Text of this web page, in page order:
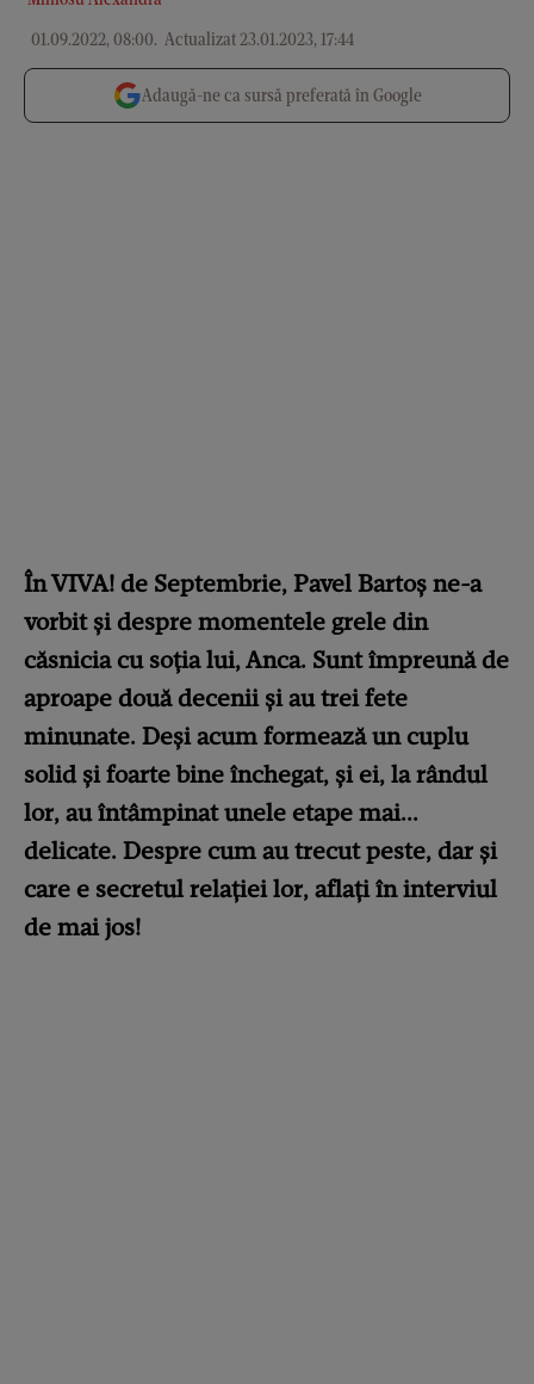
01.09.2022, 08:00. Actualizat 23.01.2023, 17:44
Adaugă-ne ca sursă preferată în Google
În VIVA! de Septembrie, Pavel Bartoș ne-a
vorbit și despre momentele grele din
căsnicia cu soția lui, Anca. Sunt împreună de
aproape două decenii și au trei fete
minunate. Deși acum formează un cuplu
solid și foarte bine închegat, și ei, la rândul
lor, au întâmpinat unele etape mai...
delicate. Despre cum au trecut peste, dar și
care e secretul relației lor, aflați în interviul
de mai jos!